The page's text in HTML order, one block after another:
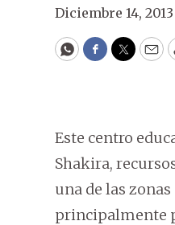
Diciembre 14,
WhatsApp
Facebook
Este centro
Shakira,
una de las
principalmente